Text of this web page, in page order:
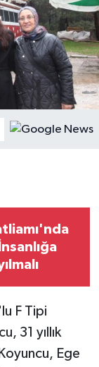
F Tipi
31 yıllık
Ege